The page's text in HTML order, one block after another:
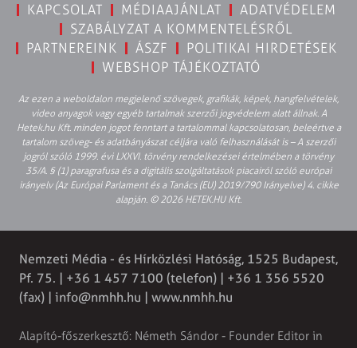
KAPCSOLAT MÉDIAAJÁNLAT
ADATVÉDELEM
SZABÁLYZAT A KOMMENTELÉSRŐL
PARTNEREINK
ÁSZF
POLITIKAI HIRDETÉSEK
WEBSHOP TÁJÉKOZTATÓ
Az ezen a weboldalon megjelenő szövegek, grafikák, képek, hangfelvételek,
video anyagok vagy egyéb tartalmak szerzői jogvédelem alatt állnak. A
Hetek.hu Kft. minden jogot fenntart a tartalommal kapcsolatosan, beleértve a
tartalom szöveg- és adatbányászat céljára való felhasználását is – A szerzői
jogról szóló 1999. évi LXXVI. törvény rendelkezései értelmében a törvény
35/A. § (1) paragrafusa és a digitális szolgáltatások piacairól szóló európai
irányelv (Az Európai Parlament és a Tanács (EU) 2019/790 Irányelve) 4. cikke
alapján. © 2026 HETEK.HU Kft.
Nemzeti Média - és Hírközlési Hatóság, 1525 Budapest,
Pf. 75. | +36 1 457 7100 (telefon) | +36 1 356 5520
(fax) | info@nmhh.hu | www.nmhh.hu
Alapító-főszerkesztő: Németh Sándor - Founder Editor in